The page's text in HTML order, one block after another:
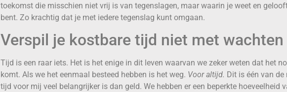
toekomst die misschien niet vrij is van tegenslagen, maar waarin je weet en
bent. Zo krachtig dat je met iedere tegenslag kunt omgaan.
Verspil je kostbare tijd niet met wachten
Tijd is een raar iets. Het is het enige in dit leven waarvan we zeker weten dat het
komt. Als we het eenmaal besteed hebben is het weg. Voor altijd. Dit is één van de
tijd voor mij veel belangrijker is dan geld. We hebben er een beperkte hoeveelheid